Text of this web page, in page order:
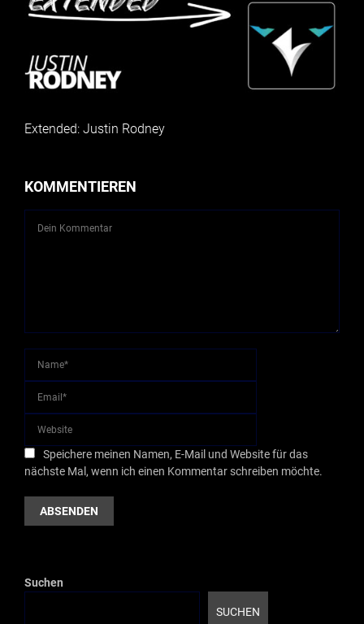
Extended: Justin Rodney
KOMMENTIEREN
Speichere meinen Namen, E-Mail und Website für das
nächste Mal, wenn ich einen Kommentar schreiben möchte.
Suchen
SUCHEN